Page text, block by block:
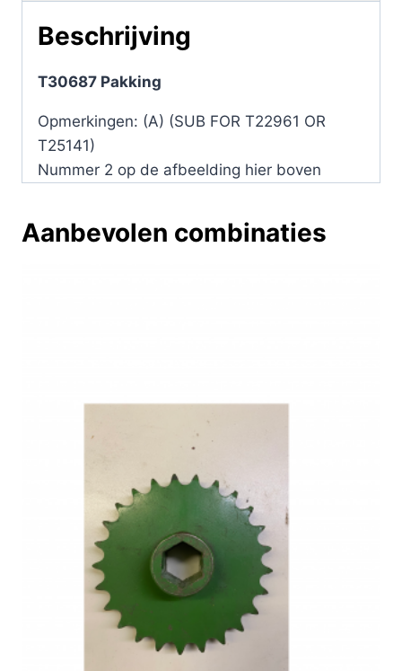
Beschrijving
T30687 Pakking
Opmerkingen: (A) (SUB FOR T22961 OR
T25141)
Nummer 2 op de afbeelding hier boven
Aanbevolen combinaties